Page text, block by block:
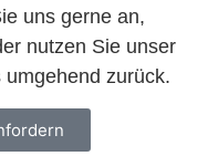
uns gerne an,
nutzen Sie unser
zurück.